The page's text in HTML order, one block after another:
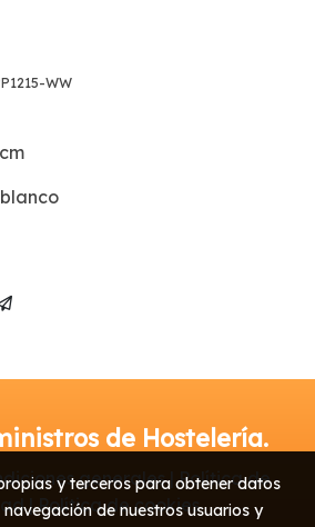
WW
de Hostelería.
generales | Política de
| Política de cookies
y terceros para obtener datos
de nuestros usuarios y